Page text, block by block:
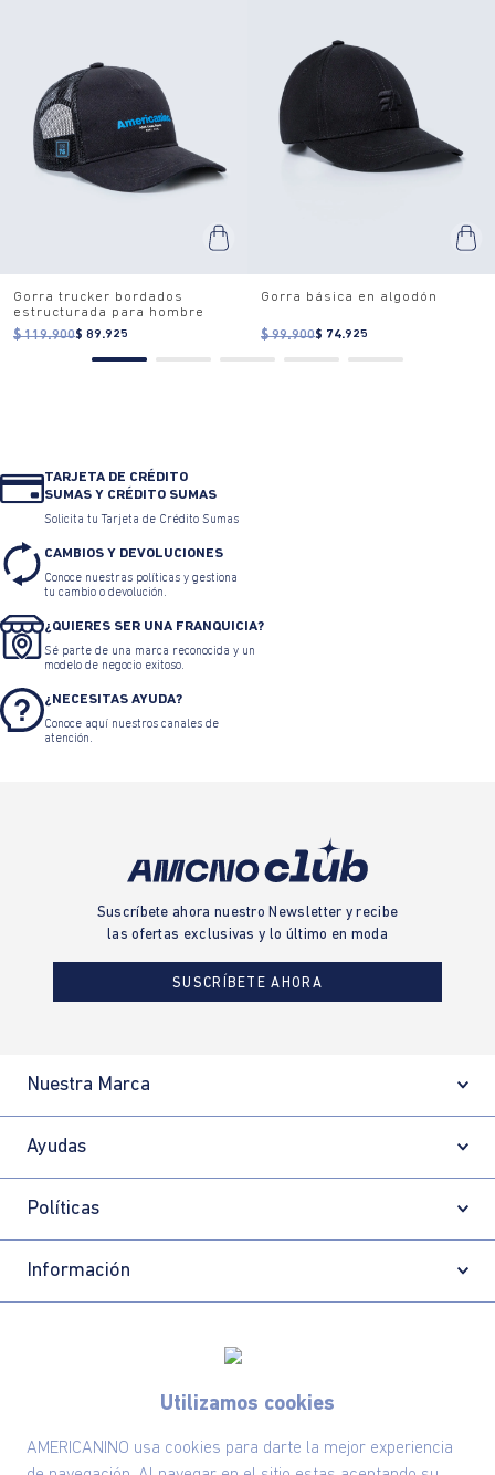
Utilizamos cookies
AMERICANINO usa cookies para darte la mejor experiencia
Gorra trucker bordados
estructurada para hombre
$ 119.900$ 89.925
Gorra básica en algodón
$ 99.900$ 74.925
TARJETA DE CRÉDITO
SUMAS Y CRÉDITO SUMAS
Solicita tu Tarjeta de Crédito Sumas
CAMBIOS Y DEVOLUCIONES
Conoce nuestras políticas y gestiona
tu cambio o devolución.
¿QUIERES SER UNA FRANQUICIA?
Sé parte de una marca reconocida y un
modelo de negocio exitoso.
¿NECESITAS AYUDA?
Conoce aquí nuestros canales de
atención.
Suscríbete ahora nuestro Newsletter y recibe
las ofertas exclusivas y lo último en moda
SUSCRÍBETE AHORA
Nuestra Marca
Ayudas
Políticas
Información